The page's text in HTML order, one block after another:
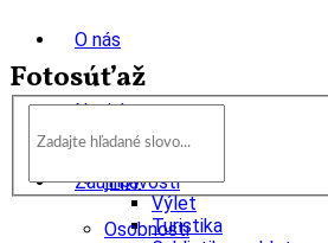
O nás
Novinky
Tipy
Výlet
Turistika
Zaujímavosti
Osobnosti
Fotosúťaž